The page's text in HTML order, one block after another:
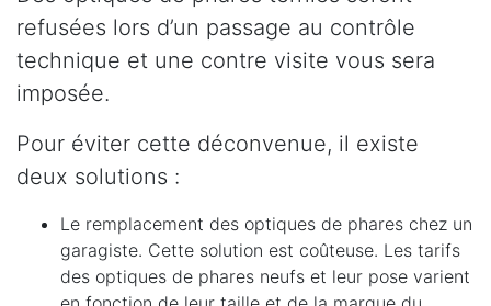
refusées lors d’un passage au contrôle
technique et une contre visite vous sera
imposée.
Pour éviter cette déconvenue, il existe
deux solutions :
Le remplacement des optiques de phares chez un
garagiste. Cette solution est coûteuse. Les tarifs
des optiques de phares neufs et leur pose varient